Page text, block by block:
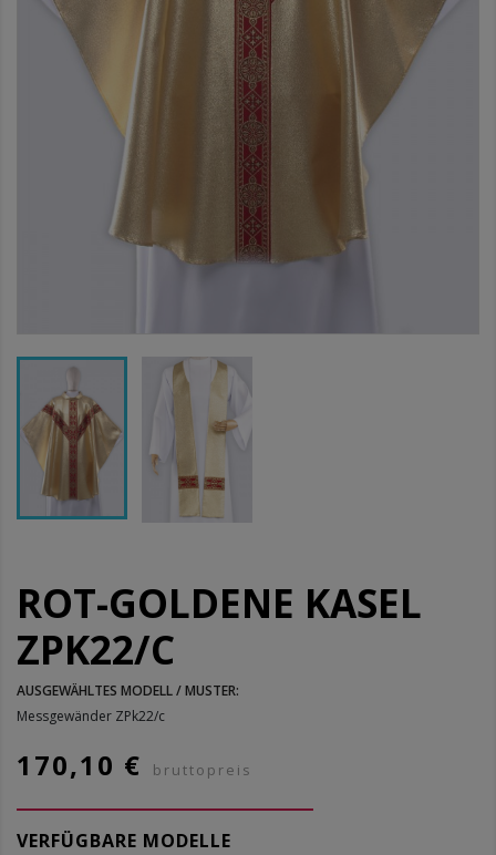
ROT-GOLDENE KASEL
ZPK22/C
AUSGEWÄHLTES MODELL / MUSTER:
Messgewänder ZPk22/c
170,10 € bruttopreis
VERFÜGBARE MODELLE